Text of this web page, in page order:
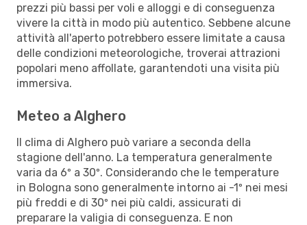
prezzi più bassi per voli e alloggi e di conseguenza
vivere la città in modo più autentico. Sebbene alcune
attività all'aperto potrebbero essere limitate a causa
delle condizioni meteorologiche, troverai attrazioni
popolari meno affollate, garantendoti una visita più
immersiva.
Meteo a Alghero
Il clima di Alghero può variare a seconda della
stagione dell'anno. La temperatura generalmente
varia da 6º a 30º. Considerando che le temperature
in Bologna sono generalmente intorno ai -1º nei mesi
più freddi e di 30º nei più caldi, assicurati di
preparare la valigia di conseguenza. E non